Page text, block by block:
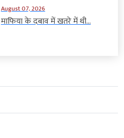
August 07, 2026
माफिया के दबाव में खतरे में थी...